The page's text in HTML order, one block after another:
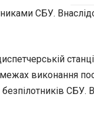
СБУ.
виконання